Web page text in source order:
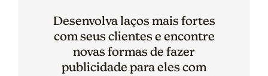
Desenvolva laços mais fortes
com seus clientes e encontre
novas formas de fazer
publicidade para eles com